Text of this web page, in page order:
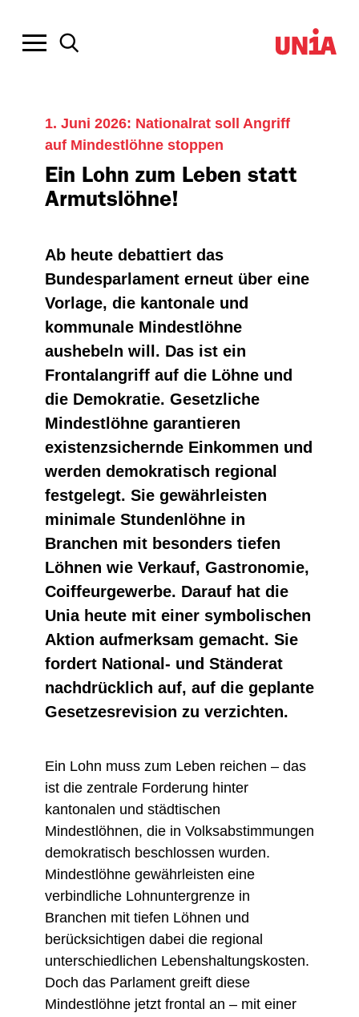
1. Juni 2026: Nationalrat soll Angriff
auf Mindestlöhne stoppen
Ein Lohn zum Leben statt
Armutslöhne!
Ab heute debattiert das
Bundesparlament erneut über eine
Vorlage, die kantonale und
kommunale Mindestlöhne
aushebeln will. Das ist ein
Frontalangriff auf die Löhne und
die Demokratie. Gesetzliche
Mindestlöhne garantieren
existenzsichernde Einkommen und
werden demokratisch regional
festgelegt. Sie gewährleisten
minimale Stundenlöhne in
Branchen mit besonders tiefen
Löhnen wie Verkauf, Gastronomie,
Coiffeurgewerbe. Darauf hat die
Unia heute mit einer symbolischen
Aktion aufmerksam gemacht. Sie
fordert National- und Ständerat
nachdrücklich auf, auf die geplante
Gesetzesrevision zu verzichten.
Ein Lohn muss zum Leben reichen – das
ist die zentrale Forderung hinter
kantonalen und städtischen
Mindestlöhnen, die in Volksabstimmungen
demokratisch beschlossen wurden.
Mindestlöhne gewährleisten eine
verbindliche Lohnuntergrenze in
Branchen mit tiefen Löhnen und
berücksichtigen dabei die regional
unterschiedlichen Lebenshaltungskosten.
Doch das Parlament greift diese
Mindestlöhne jetzt frontal an – mit einer